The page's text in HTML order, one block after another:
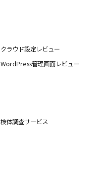
クラウド設定レビュー
WordPress管理画面レビュー
検体調査サービス